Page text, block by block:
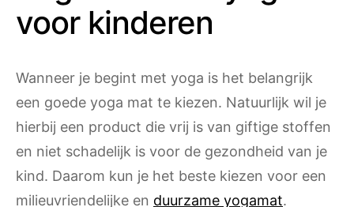
voor kinderen
Wanneer je begint met yoga is het belangrijk
een goede yoga mat te kiezen. Natuurlijk wil je
hierbij een product die vrij is van giftige stoffen
en niet schadelijk is voor de gezondheid van je
kind. Daarom kun je het beste kiezen voor een
milieuvriendelijke en duurzame yogamat.